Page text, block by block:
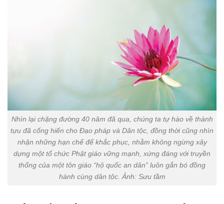
Nhìn lại chặng đường 40 năm đã qua, chúng ta tự hào về thành
tựu đã cống hiến cho Đạo pháp và Dân tộc, đồng thời cũng nhìn
nhận những hạn chế để khắc phục, nhằm không ngừng xây
dựng một tổ chức Phật giáo vững mạnh, xứng đáng với truyền
thống của một tôn giáo “hộ quốc an dân” luôn gắn bó đồng
hành cùng dân tộc. Ảnh: Sưu tầm